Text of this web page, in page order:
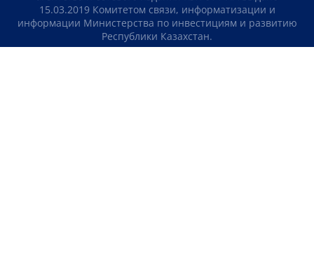
15.03.2019 Комитетом связи, информатизации и
информации Министерства по инвестициям и развитию
Республики Казахстан.